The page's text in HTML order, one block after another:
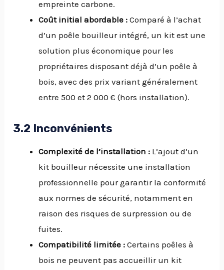
empreinte carbone.
Coût initial abordable : Comparé à l’achat
d’un poêle bouilleur intégré, un kit est une
solution plus économique pour les
propriétaires disposant déjà d’un poêle à
bois, avec des prix variant généralement
entre 500 et 2 000 € (hors installation).
3.2 Inconvénients
Complexité de l’installation : L’ajout d’un
kit bouilleur nécessite une installation
professionnelle pour garantir la conformité
aux normes de sécurité, notamment en
raison des risques de surpression ou de
fuites.
Compatibilité limitée : Certains poêles à
bois ne peuvent pas accueillir un kit